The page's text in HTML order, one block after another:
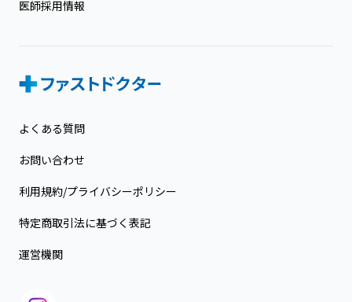
医師採用情報
よくある質問
お問い合わせ
利用規約/プライバシーポリシー
特定商取引法に基づく表記
運営機関